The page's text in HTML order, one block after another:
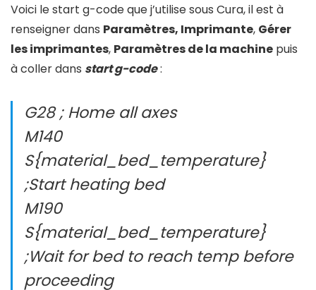
Voici le start g-code que j’utilise sous Cura, il est à
renseigner dans Paramètres, Imprimante, Gérer
les imprimantes, Paramètres de la machine puis
à coller dans start g-code:
G28 ; Home all axes
M140
S{material_bed_temperature}
;Start heating bed
M190
S{material_bed_temperature}
;Wait for bed to reach temp before
proceeding